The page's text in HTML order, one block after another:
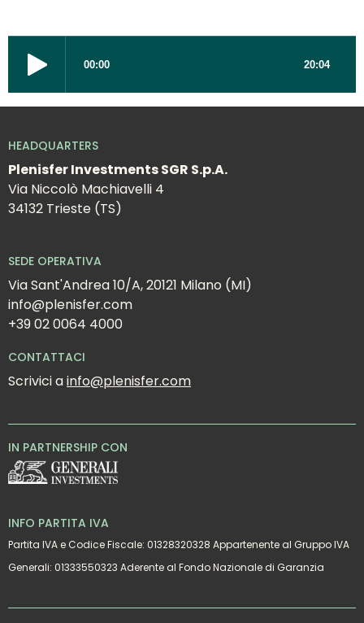
HEADQUARTERS
Plenisfer Investments SGR S.p.A.
Via Niccolò Machiavelli 4
34132 Trieste (TS)
SEDE OPERATIVA
Via Sant'Andrea 10/A, 20121 Milano (MI)
info@plenisfer.com
+39 02 0064 4000
CONTATTACI
Scrivici a info@plenisfer.com
IN PARTNERSHIP CON
INFO PARTITA IVA
Partita IVA e Codice Fiscale: 01328320328 Appartenente al Gruppo IVA
Generali: 01333550323 Aderente al Fondo Nazionale di Garanzia